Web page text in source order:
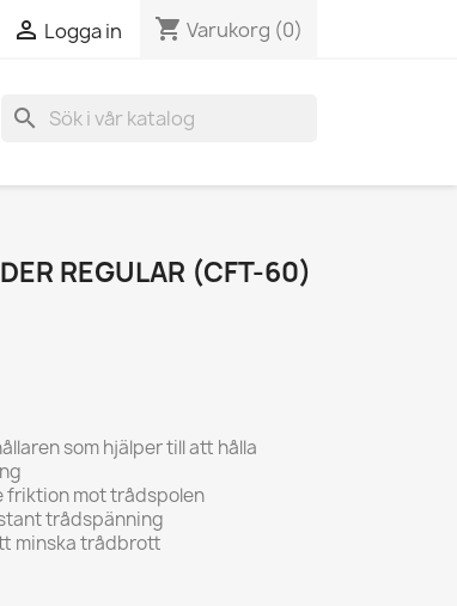
 Logga in shopping_cart Varukorg (0)
search
REGULAR (CFT-60)
som hjälper till att hålla
friktion mot trådspolen
trådspänning
minska trådbrott